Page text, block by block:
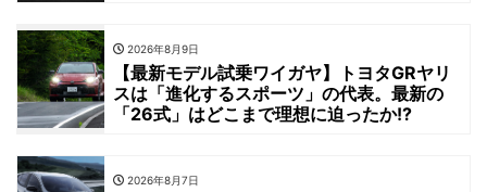
2026年8月9日
【最新モデル試乗ワイガヤ】トヨタGRヤリ
スは「進化するスポーツ」の代表。最新の
「26式」はどこまで理想に迫ったか!?
2026年8月7日